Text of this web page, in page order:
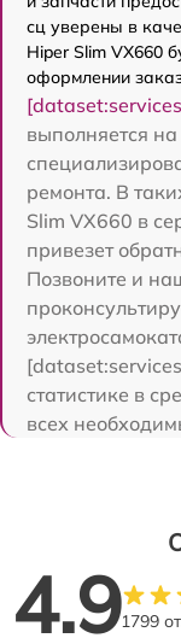
сц уверены в
Hiper Slim VX660
оформлении
выполняется
ремонта. В
Slim VX660 в
привезет
Позвоните и
статистике в
всех
4.91799